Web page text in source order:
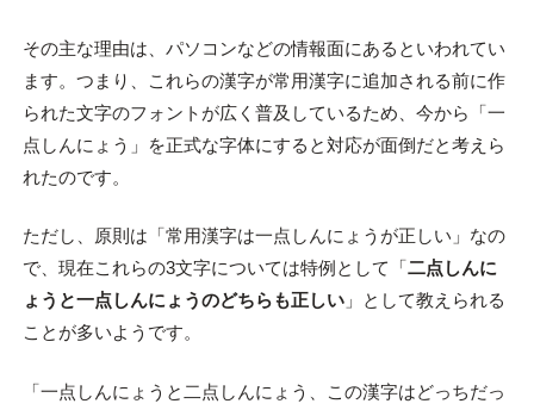
その主な理由は、パソコンなどの情報面にあるといわれてい
ます。つまり、これらの漢字が常用漢字に追加される前に作
られた文字のフォントが広く普及しているため、今から「一
点しんにょう」を正式な字体にすると対応が面倒だと考えら
れたのです。
ただし、原則は「常用漢字は一点しんにょうが正しい」なの
で、現在これらの3文字については特例として「二点しんに
ょうと一点しんにょうのどちらも正しい」として教えられる
ことが多いようです。
「一点しんにょうと二点しんにょう、この漢字はどっちだっ